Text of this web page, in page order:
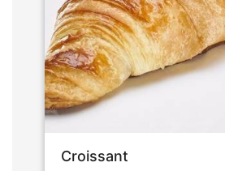
Croissant